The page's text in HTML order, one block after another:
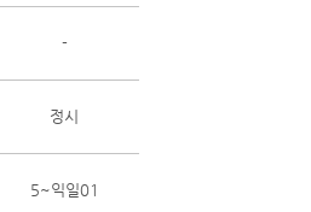
-
정시
5~익일01